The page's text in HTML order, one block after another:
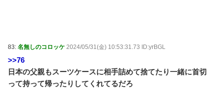
83: 名無しのコロッケ 2024/05/31(金) 10:53:31.73 ID:yrBGL
>>76
日本の父親もスーツケースに相手詰めて捨てたり一緒に首切
って持って帰ったりしてくれてるだろ